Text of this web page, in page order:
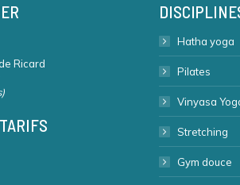
Ricard
Hatha yoga
Pilates
Vinyasa
Stretching
Gym douce